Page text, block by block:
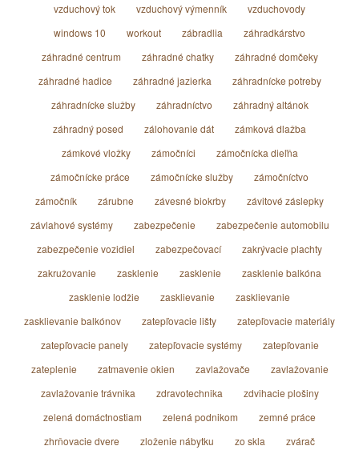
vzduchový tok
vzduchový výmenník
vzduchovody
windows 10
workout zábradlia
záhradkárstvo
záhradné centrum
záhradné chatky
záhradné domčeky
záhradné hadice
záhradné jazierka
záhradnícke potreby
záhradnícke služby
záhradníctvo
záhradný altánok
záhradný posed
zálohovanie dát
zámková dlažba
zámkové vložky
zámočníci
zámočnícka dieľňa
zámočnícke práce
zámočnícke služby
zámočníctvo
zámočník
zárubne závesné biokrby
závitové záslepky
závlahové systémy
zabezpečenie
zabezpečenie automobilu
zabezpečenie vozidiel
zabezpečovací
zakrývacie plachty
zakružovanie
zasklenie zasklenie
zasklenie balkóna
zasklenie lodžie
zasklievanie
zasklievanie
zasklievanie balkónov
zatepľovacie lišty
zatepľovacie materiály
zatepľovacie panely
zatepľovacie systémy
zatepľovanie
zateplenie
zatmavenie okien zavlažovače
zavlažovanie
zavlažovanie trávnika
zdravotechnika
zdvihacie plošiny
zelená domáctnostiam
zelená podnikom
zemné práce
zhrňovacie dvere
zloženie nábytku zo skla
zvárač